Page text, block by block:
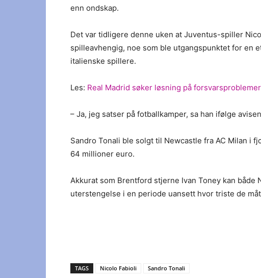
enn ondskap.
Det var tidligere denne uken at Juventus-spiller
spilleavhengig, noe som ble utgangspunktet for en
italienske spillere.
Les: Real Madrid søker løsning på
– Ja, jeg satser på fotballkamper, sa han ifølge
Sandro Tonali ble solgt til Newcastle fra AC Milan i
64 millioner euro.
Akkurat som Brentford stjerne Ivan Toney kan både
uterstengelse i en periode uansett hvor triste de
TAGS Nicolo Fabioli Sandro Tonali